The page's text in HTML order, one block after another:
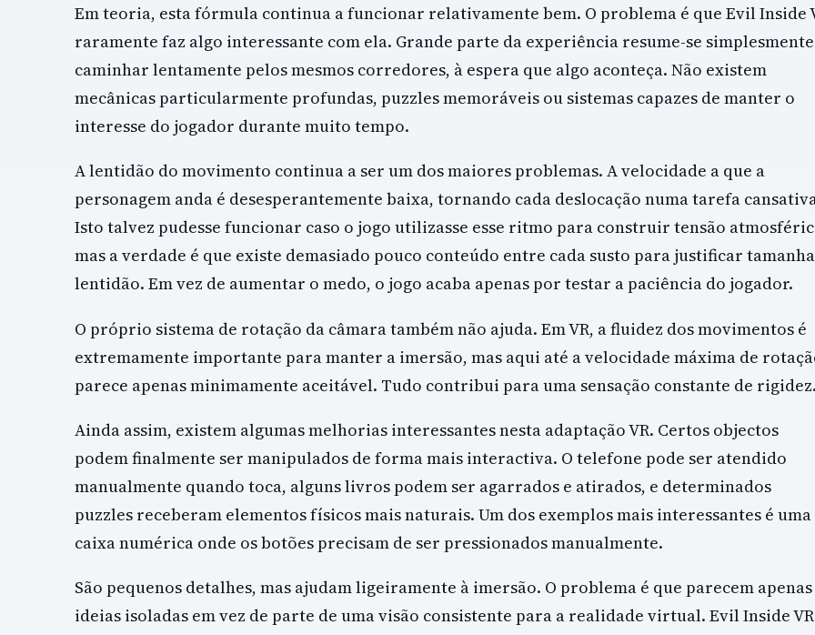
Em teoria, esta fórmula continua a funcionar relativamente bem. O problema é que Evil Inside
raramente faz algo interessante com ela. Grande parte da experiência resume-se
caminhar lentamente pelos mesmos corredores, à espera que algo aconteça. Não existem
mecânicas particularmente profundas, puzzles memoráveis ou sistemas capazes de manter o
interesse do jogador durante muito tempo.
A lentidão do movimento continua a ser um dos maiores problemas. A velocidade a que a
personagem anda é desesperantemente baixa, tornando cada deslocação numa tarefa
Isto talvez pudesse funcionar caso o jogo utilizasse esse ritmo para construir tensão
mas a verdade é que existe demasiado pouco conteúdo entre cada susto para justificar tamanha
lentidão. Em vez de aumentar o medo, o jogo acaba apenas por testar a paciência do jogador.
O próprio sistema de rotação da câmara também não ajuda. Em VR, a fluidez dos movimentos é
extremamente importante para manter a imersão, mas aqui até a velocidade máxima de
parece apenas minimamente aceitável. Tudo contribui para uma sensação constante de
Ainda assim, existem algumas melhorias interessantes nesta adaptação VR. Certos objectos
podem finalmente ser manipulados de forma mais interactiva. O telefone pode ser atendido
manualmente quando toca, alguns livros podem ser agarrados e atirados, e determinados
puzzles receberam elementos físicos mais naturais. Um dos exemplos mais interessantes é uma
caixa numérica onde os botões precisam de ser pressionados manualmente.
São pequenos detalhes, mas ajudam ligeiramente à imersão. O problema é que parecem apenas
ideias isoladas em vez de parte de uma visão consistente para a realidade virtual. Evil Inside VR